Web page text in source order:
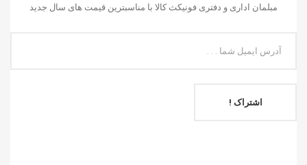
مبلمان اداری و دفتری فونیکث کالا با مناسبترین قیمت های سال جدید
اشتراک !